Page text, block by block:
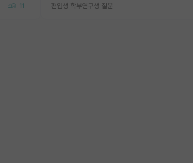
11 편입생 학부연구생 질문